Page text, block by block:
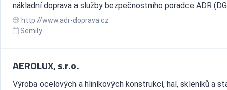
nákladní doprava a služby bezpečnostního poradce ADR
http://www.adr-doprava.cz
Semily
AEROLUX, s.r.o.
Výroba ocelových a hliníkových konstrukcí, hal, skleníků a